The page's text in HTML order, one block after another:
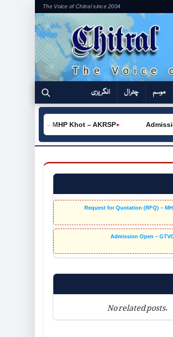
The Voice of Chitral since 2004
موسم چترال انگریزی
►
(RFQ) – MHP Khot – AKRSP
Request for Quotation (RFQ) –
Admission Open –
No related posts.